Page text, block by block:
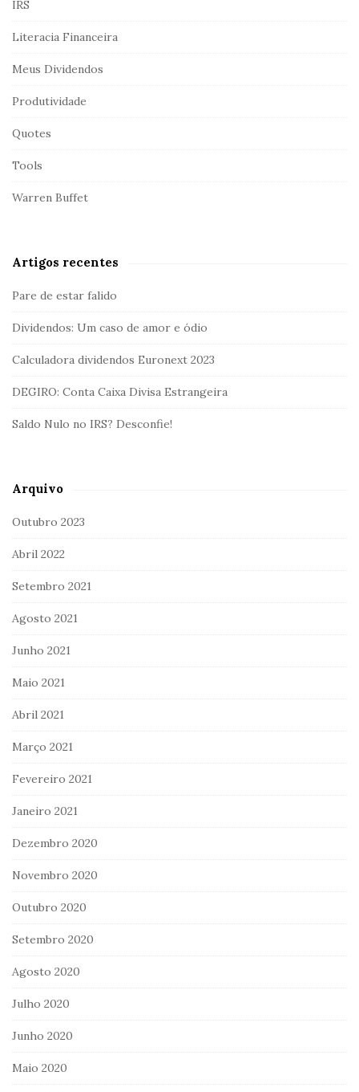
IRS
Literacia Financeira
Meus Dividendos
Produtividade
Quotes
Tools
Warren Buffet
Artigos recentes
Pare de estar falido
Dividendos: Um caso de amor e ódio
Calculadora dividendos Euronext 2023
DEGIRO: Conta Caixa Divisa Estrangeira
Saldo Nulo no IRS? Desconfie!
Arquivo
Outubro 2023
Abril 2022
Setembro 2021
Agosto 2021
Junho 2021
Maio 2021
Abril 2021
Março 2021
Fevereiro 2021
Janeiro 2021
Dezembro 2020
Novembro 2020
Outubro 2020
Setembro 2020
Agosto 2020
Julho 2020
Junho 2020
Maio 2020